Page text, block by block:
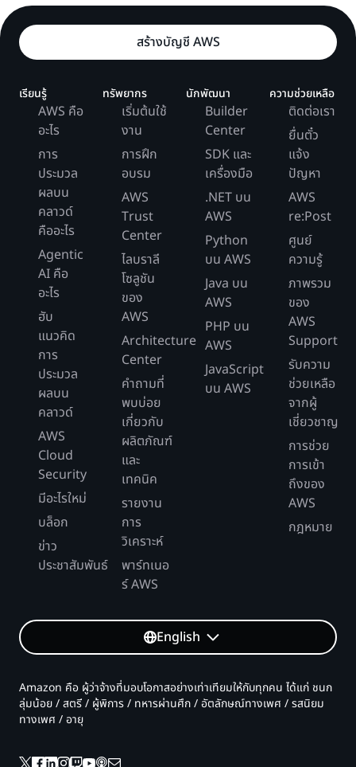
สร้างบัญชี AWS
เรียนรู้
AWS คือ
อะไร
การ
ประมวล
ผลบน
คลาวด์
คืออะไร
Agentic
AI คือ
อะไร
ฮับ
แนวคิด
การ
ประมวล
ผลบน
คลาวด์
AWS
Cloud
Security
มีอะไรใหม่
บล็อก
ข่าว
ประชาสัมพันธ์
ทรัพยากร
เริ่มต้นใช้
งาน
การฝึก
อบรม
AWS
Trust
Center
ไลบราลี
โซลูชัน
ของ
AWS
Architecture
Center
คำถามที่
พบบ่อย
เกี่ยวกับ
ผลิตภัณฑ์
และ
เทคนิค
รายงาน
การ
วิเคราะห์
พาร์ทเนอ
ร์ AWS
นักพัฒนา
Builder
Center
SDK และ
เครื่องมือ
.NET บน
AWS
Python
บน AWS
Java บน
AWS
PHP บน
AWS
JavaScript
บน AWS
ความช่วยเหลือ
ติดต่อเรา
ยื่นตั๋ว
แจ้ง
ปัญหา
AWS
re:Post
ศูนย์
ความรู้
ภาพรวม
ของ
AWS
Support
รับความ
ช่วยเหลือ
จากผู้
เชี่ยวชาญ
การช่วย
การเข้า
ถึงของ
AWS
กฎหมาย
English
Amazon คือ ผู้ว่าจ้างที่มอบโอกาสอย่างเท่าเทียมให้กับทุกคน ได้แก่ ชนก
ลุ่มน้อย / สตรี / ผู้พิการ / ทหารผ่านศึก / อัตลักษณ์ทางเพศ / รสนิยม
ทางเพศ / อายุ